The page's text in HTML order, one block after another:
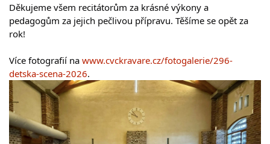
Děkujeme všem recitátorům za krásné výkony a
pedagogům za jejich pečlivou přípravu. Těšíme se opět za
rok!
Více fotografií na www.cvckravare.cz/fotogalerie/296-
detska-scena-2026.